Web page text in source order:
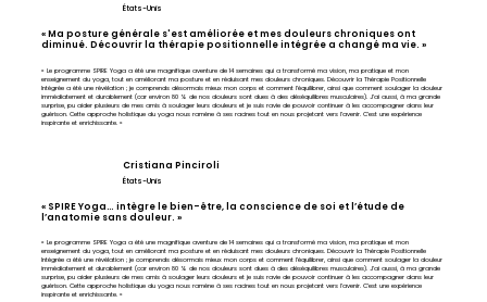
États-Unis
« Ma posture générale s'est améliorée et mes douleurs chroniques ont
diminué. Découvrir la thérapie positionnelle intégrée a changé ma vie. »
« Le programme SPIRE Yoga a été une magnifique aventure de 14 semaines qui a transformé ma vision, ma pratique et mon
enseignement du yoga, tout en améliorant ma posture et en réduisant mes douleurs chroniques. Découvrir la Thérapie Positionnelle
Intégrée a été une révélation ; je comprends désormais mieux mon corps et comment l’équilibrer, ainsi que comment soulager la douleur
immédiatement et durablement (car environ 80 % de nos douleurs sont dues à des déséquilibres musculaires). J’ai aussi, à ma grande
surprise, pu aider plusieurs de mes amis à soulager leurs douleurs et je suis ravie de pouvoir continuer à les accompagner dans leur
guérison. Cette approche holistique du yoga nous ramène à ses racines tout en nous projetant vers l’avenir. C’est une expérience
inspirante et enrichissante. »
Cristiana Pinciroli
États-Unis
« SPIRE Yoga… intègre le bien-être, la conscience de soi et l’étude de
l’anatomie sans douleur. »
« Le programme SPIRE Yoga a été une magnifique aventure de 14 semaines qui a transformé ma vision, ma pratique et mon
enseignement du yoga, tout en améliorant ma posture et en réduisant mes douleurs chroniques. Découvrir la Thérapie Positionnelle
Intégrée a été une révélation ; je comprends désormais mieux mon corps et comment l’équilibrer, ainsi que comment soulager la douleur
immédiatement et durablement (car environ 80 % de nos douleurs sont dues à des déséquilibres musculaires). J’ai aussi, à ma grande
surprise, pu aider plusieurs de mes amis à soulager leurs douleurs et je suis ravie de pouvoir continuer à les accompagner dans leur
guérison. Cette approche holistique du yoga nous ramène à ses racines tout en nous projetant vers l’avenir. C’est une expérience
inspirante et enrichissante. »